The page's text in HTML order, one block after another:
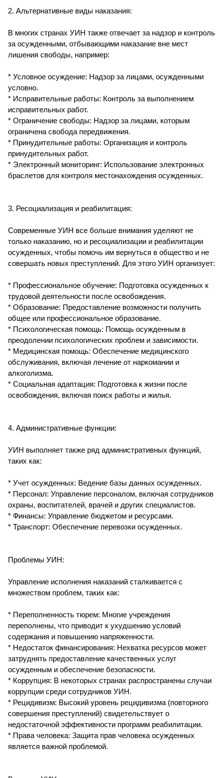
2. Альтернативные виды наказания:
В многих странах УИН также отвечает за надзор и контроль
за осужденными, отбывающими наказание вне мест
лишения свободы, например:
* Условное осуждение: Надзор за лицами, осужденными
условно.
* Исправительные работы: Контроль за выполнением
исправительных работ.
* Ограничение свободы: Надзор за лицами, которым
ограничена свобода передвижения.
* Принудительные работы: Организация и контроль
принудительных работ.
* Электронный мониторинг: Использование электронных
браслетов для контроля местонахождения осужденных.
3. Ресоциализация и реабилитация:
Современные УИН все больше внимания уделяют не
только наказанию, но и ресоциализации и реабилитации
осужденных, чтобы помочь им вернуться в общество и не
совершать новых преступлений. Для этого УИН организует:
* Профессиональное обучение: Подготовка осужденных к
трудовой деятельности после освобождения.
* Образование: Предоставление возможности получить
общее или профессиональное образование.
* Психологическая помощь: Помощь осужденным в
преодолении психологических проблем и зависимости.
* Медицинская помощь: Обеспечение медицинского
обслуживания, включая лечение от наркомании и
алкоголизма.
* Социальная адаптация: Подготовка к жизни после
освобождения, включая поиск работы и жилья.
4. Административные функции:
УИН выполняет также ряд административных функций,
таких как:
* Учет осужденных: Ведение базы данных осужденных.
* Персонал: Управление персоналом, включая сотрудников
охраны, воспитателей, врачей и других специалистов.
* Финансы: Управление бюджетом и ресурсами.
* Транспорт: Обеспечение перевозки осужденных.
Проблемы УИН:
Управление исполнения наказаний сталкивается с
множеством проблем, таких как:
* Переполненность тюрем: Многие учреждения
переполнены, что приводит к ухудшению условий
содержания и повышению напряженности.
* Недостаток финансирования: Нехватка ресурсов может
затруднять предоставление качественных услуг
осужденным и обеспечение безопасности.
* Коррупция: В некоторых странах распространены случаи
коррупции среди сотрудников УИН.
* Рецидивизм: Высокий уровень рецидивизма (повторного
совершения преступлений) свидетельствует о
недостаточной эффективности программ реабилитации.
* Права человека: Защита прав человека осужденных
является важной проблемой.